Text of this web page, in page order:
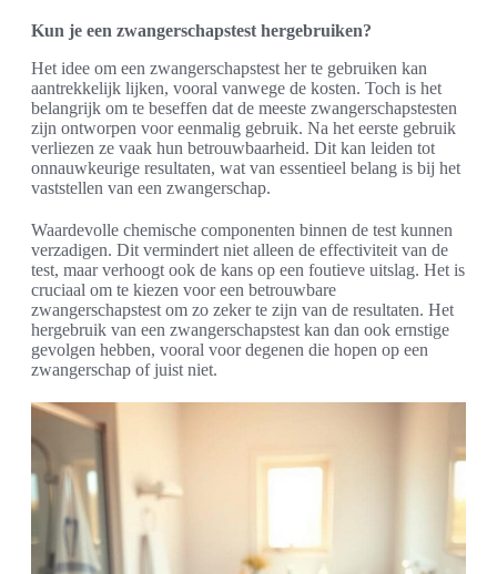
Kun je een zwangerschapstest hergebruiken?
Het idee om een zwangerschapstest her te gebruiken kan
aantrekkelijk lijken, vooral vanwege de kosten. Toch is het
belangrijk om te beseffen dat de meeste zwangerschapstesten
zijn ontworpen voor eenmalig gebruik. Na het eerste gebruik
verliezen ze vaak hun betrouwbaarheid. Dit kan leiden tot
onnauwkeurige resultaten, wat van essentieel belang is bij het
vaststellen van een zwangerschap.
Waardevolle chemische componenten binnen de test kunnen
verzadigen. Dit vermindert niet alleen de effectiviteit van de
test, maar verhoogt ook de kans op een foutieve uitslag. Het is
cruciaal om te kiezen voor een betrouwbare
zwangerschapstest om zo zeker te zijn van de resultaten. Het
hergebruik van een zwangerschapstest kan dan ook ernstige
gevolgen hebben, vooral voor degenen die hopen op een
zwangerschap of juist niet.